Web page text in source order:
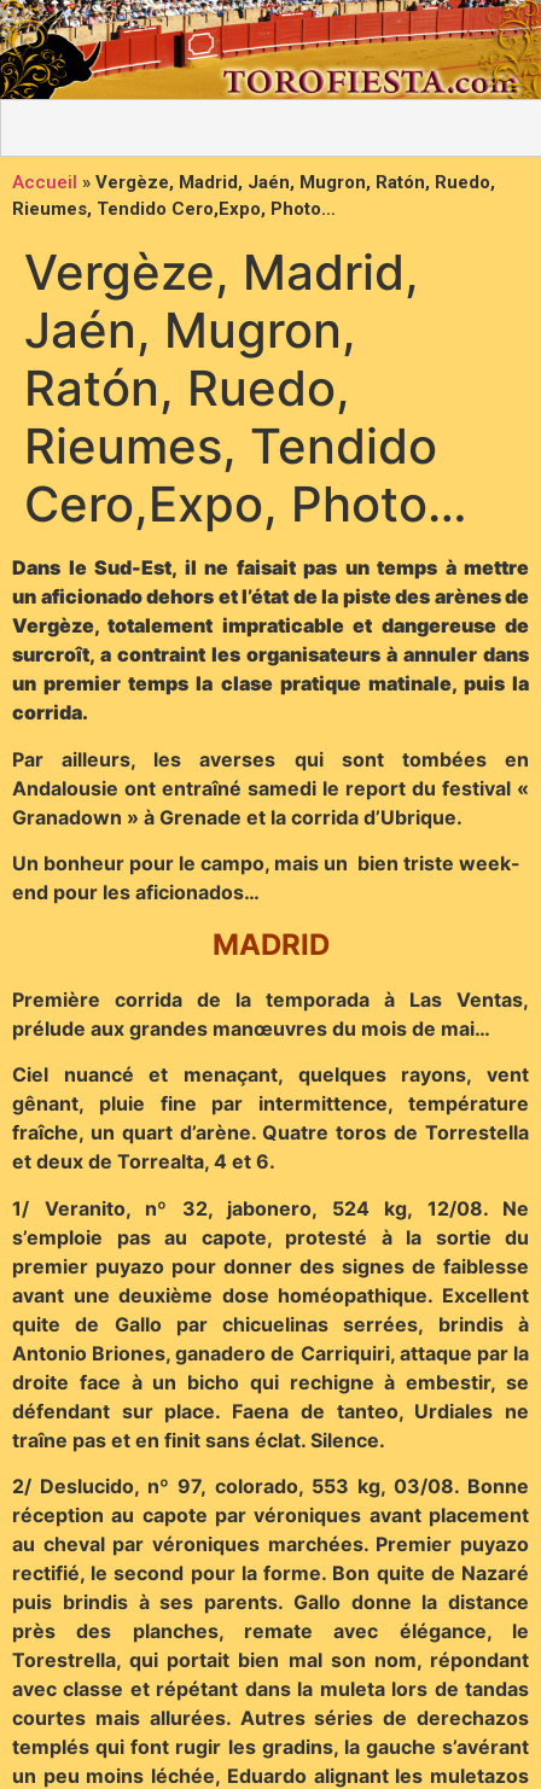
Accueil » Vergèze, Madrid, Jaén, Mugron, Ratón, Ruedo,
Rieumes, Tendido Cero,Expo, Photo…
Vergèze, Madrid,
Jaén, Mugron,
Ratón, Ruedo,
Rieumes, Tendido
Cero,Expo, Photo…
Dans le Sud-Est, il ne faisait pas un temps à mettre
un aficionado dehors et l’état de la piste des arènes de
Vergèze, totalement impraticable et dangereuse de
surcroît, a contraint les organisateurs à annuler dans
un premier temps la clase pratique matinale, puis la
corrida.
Par ailleurs, les averses qui sont tombées en
Andalousie ont entraîné samedi le report du festival «
Granadown » à Grenade et la corrida d’Ubrique.
Un bonheur pour le campo, mais un bien triste week-
end pour les aficionados…
MADRID
Première corrida de la temporada à Las Ventas,
prélude aux grandes manœuvres du mois de mai…
Ciel nuancé et menaçant, quelques rayons, vent
gênant, pluie fine par intermittence, température
fraîche, un quart d’arène. Quatre toros de Torrestella
et deux de Torrealta, 4 et 6.
1/ Veranito, nº 32, jabonero, 524 kg, 12/08. Ne
s’emploie pas au capote, protesté à la sortie du
premier puyazo pour donner des signes de faiblesse
avant une deuxième dose homéopathique. Excellent
quite de Gallo par chicuelinas serrées, brindis à
Antonio Briones, ganadero de Carriquiri, attaque par la
droite face à un bicho qui rechigne à embestir, se
défendant sur place. Faena de tanteo, Urdiales ne
traîne pas et en finit sans éclat. Silence.
2/ Deslucido, nº 97, colorado, 553 kg, 03/08. Bonne
réception au capote par véroniques avant placement
au cheval par véroniques marchées. Premier puyazo
rectifié, le second pour la forme. Bon quite de Nazaré
puis brindis à ses parents. Gallo donne la distance
près des planches, remate avec élégance, le
Torestrella, qui portait bien mal son nom, répondant
avec classe et répétant dans la muleta lors de tandas
courtes mais allurées. Autres séries de derechazos
templés qui font rugir les gradins, la gauche s’avérant
un peu moins léchée, Eduardo alignant les muletazos